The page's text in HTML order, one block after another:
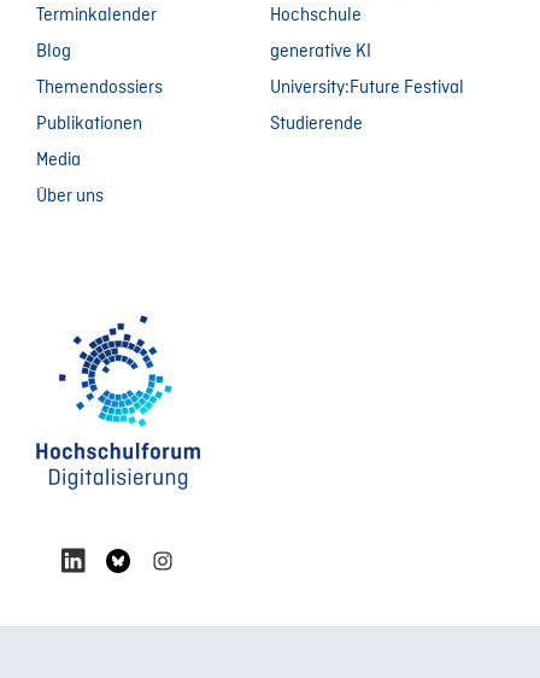
Terminkalender
Blog
Themendossiers
Publikationen
Media
Über uns
Hochschule
generative KI
University:Future Festival
Studierende